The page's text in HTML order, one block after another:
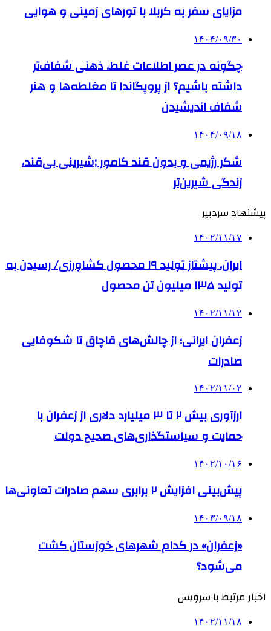
مزایای سفر به کربلا با تورهای زمینی و هوایی
۱۴۰۴/۰۹/۳۰
چگونه در عصر اطلاعات غلط، ذهنی شفاف‌تر
داشته باشیم؟ از پروپگاندا تا مغلطه‌ها و هنر
شفاف اندیشیدن
۱۴۰۴/۰۹/۱۸
شکر رژیمی و بدون قند کامور ;شیرینی بی‌قند،
زندگی شیرین‌تر
پیشنهاد سردبیر
۱۴۰۲/۱۱/۱۷
ایران، پیشتاز تولید ۱۹ محصول کشاورزی/ رسیدن به
تولید ۱۳۵ میلیون تن محصول
۱۴۰۲/۱۱/۱۲
زعفران ایرانی؛ از چالش‌های قاچاق تا شکوفایی
صادرات
۱۴۰۲/۱۱/۰۲
ارزآوری بیش ۲ تا ۳ میلیارد دلاری از زعفران با
حمایت‌ و سیاستگذاری‌های صحیح دولت
۱۴۰۲/۱۰/۱۶
پیش‌بینی افزایش ۲ برابری سهم صادرات تعاونی‌ها
۱۴۰۳/۰۹/۱۸
«زعفران» در کدام شهرهای خوزستان کشت
می‌شود؟
اخبار مرتبط با سرویس
۱۴۰۲/۱۱/۱۸